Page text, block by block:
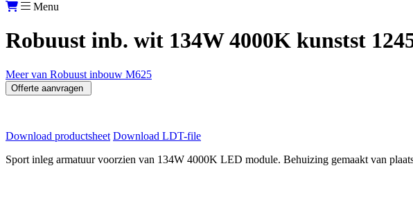
Menu
Robuust inb. wit 134W 4000K kunstst
Meer van Robuust inbouw M625
Offerte aanvragen
Download productsheet Download LDT-file
Sport inleg armatuur voorzien van 134W 4000K LED module. Behuizing gemaakt van